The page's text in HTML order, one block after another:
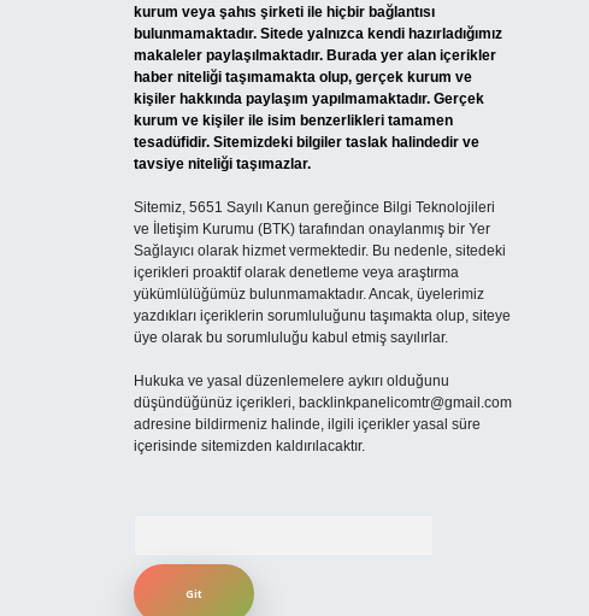
kurum veya şahıs şirketi ile hiçbir bağlantısı
bulunmamaktadır. Sitede yalnızca kendi hazırladığımız
makaleler paylaşılmaktadır. Burada yer alan içerikler
haber niteliği taşımamakta olup, gerçek kurum ve
kişiler hakkında paylaşım yapılmamaktadır. Gerçek
kurum ve kişiler ile isim benzerlikleri tamamen
tesadüfidir. Sitemizdeki bilgiler taslak halindedir ve
tavsiye niteliği taşımazlar.
Sitemiz, 5651 Sayılı Kanun gereğince Bilgi Teknolojileri
ve İletişim Kurumu (BTK) tarafından onaylanmış bir Yer
Sağlayıcı olarak hizmet vermektedir. Bu nedenle, sitedeki
içerikleri proaktif olarak denetleme veya araştırma
yükümlülüğümüz bulunmamaktadır. Ancak, üyelerimiz
yazdıkları içeriklerin sorumluluğunu taşımakta olup, siteye
üye olarak bu sorumluluğu kabul etmiş sayılırlar.
Hukuka ve yasal düzenlemelere aykırı olduğunu
düşündüğünüz içerikleri, backlinkpanelicomtr@gmail.com
adresine bildirmeniz halinde, ilgili içerikler yasal süre
içerisinde sitemizden kaldırılacaktır.